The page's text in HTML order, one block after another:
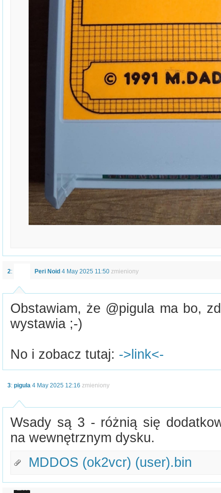
2: Peri Noid 4 May 2025 11:50 zmieniony
Obstawiam, że @pigula ma bo,
wystawia ;-)
No i zobacz tutaj: ->link<-
3: pigula 4 May 2025 12:16 zmieniony
Wsady są 3 - różnią się
na wewnętrznym dysku.
MDDOS (ok2vcr) (user).bin